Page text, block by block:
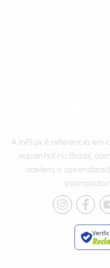
A inFlux é referência em
espanhol no Brasil,
acelera o
avançado